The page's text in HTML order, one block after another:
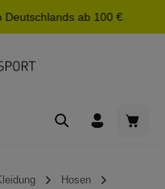
Deutschlands ab 100 €
Hosen